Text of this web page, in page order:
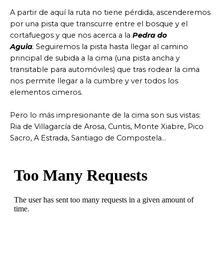
A partir de aquí la ruta no tiene pérdida, ascenderemos
por una pista que transcurre entre el bosque y el
cortafuegos y que nos acerca a la Pedra do
Aguia. Seguiremos la pista hasta llegar al camino
principal de subida a la cima (una pista ancha y
transitable para automóviles) que tras rodear la cima
nos permite llegar a la cumbre y ver todos los
elementos cimeros.
Pero lo más impresionante de la cima son sus vistas:
Ria de Villagarcía de Arosa, Cuntis, Monte Xiabre, Pico
Sacro, A Estrada, Santiago de Compostela…